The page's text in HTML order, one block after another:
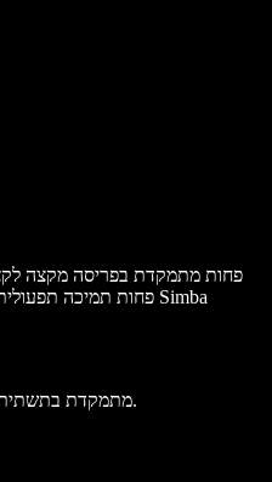
פחות מתמקדת בפריסה מקצה
פחות תמיכה תפעולית בהשוואה למודל המשולב של Simba
מתמקדת בתשתית לסוכנים קוליים עבור מפתחים.